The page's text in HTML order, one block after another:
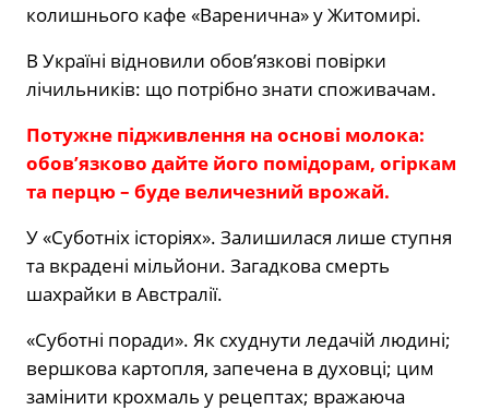
колишнього кафе «Варенична» у Житомирі.
В Україні відновили обов’язкові повірки
лічильників: що потрібно знати споживачам.
Потужне підживлення на основі молока:
обов’язково дайте його помідорам, огіркам
та перцю – буде величезний врожай.
У «Суботніх історіях». Залишилася лише ступня
та вкрадені мільйони. Загадкова смерть
шахрайки в Австралії.
«Суботні поради». Як схуднути ледачій людині;
вершкова картопля, запечена в духовці; цим
замінити крохмаль у рецептах; вражаюча